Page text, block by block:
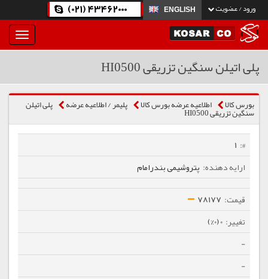
ورود / عضویت ENGLISH
(021) 43462000
بار
و
پلی اتیلن سنگین تزریقی HI0500
بورس کالا اطلاعیه عرضه بورس کالا پلیمر / اطلاعیه عرضه پلی اتیلن
سنگین تزریقی HI0500
1
پتروشیمی بندرامام
78177
0 (0%)
-
-